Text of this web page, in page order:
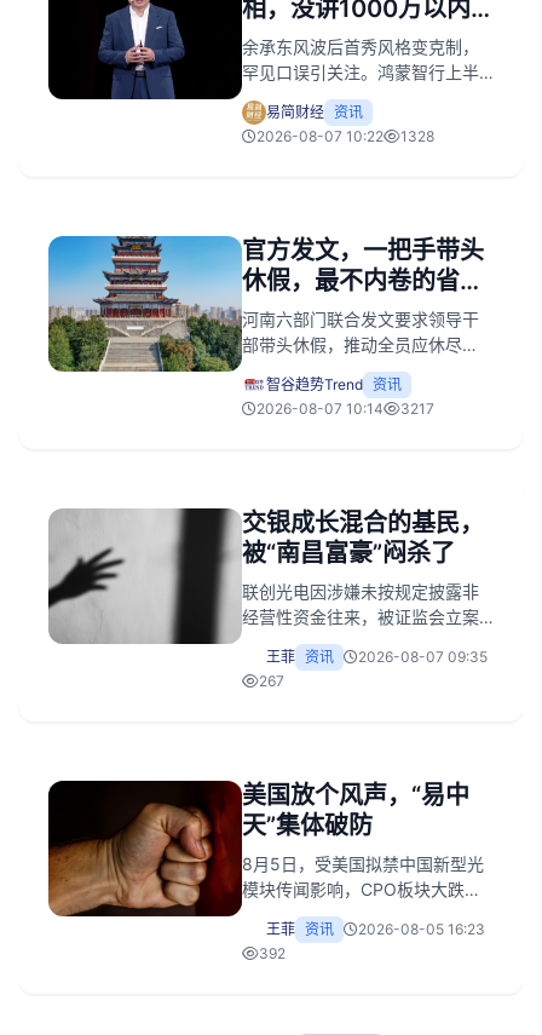
相，没讲1000万以内
和遥遥领先
余承东风波后首秀风格变克制，
罕见口误引关注。鸿蒙智行上半
年逆势增长但距百万目标差距
大，销量高度依赖问界，其余四
界亟待发力。
易简财经 资讯
2026-08-07 10:22
1328
官方发文，一把手带头
休假，最不内卷的省掀
桌子了
河南六部门联合发文要求领导干
部带头休假，推动全员应休尽
休。此举旨在摒弃错误职场文
化，保障劳动者权益，通过释放
休息时间激活消费潜力。
智谷趋势Trend 资讯
2026-08-07 10:14
3217
交银成长混合的基民，
被“南昌富豪”闷杀了
联创光电因涉嫌未按规定披露非
经营性资金往来，被证监会立案
调查，实控人伍锐辞任总裁。公
司债务逾期5.06亿，账户冻结
3.96亿，股价连续跌停，年内累
股，遭遇暴跌接盘，基民损失惨
重。公司长期概念炒作暴露财务
见。
王菲 资讯
2026-08-07 09:35
267
美国放个风声，“易中
天”集体破防
8月5日，受美国拟禁中国新型光
模块传闻影响，CPO板块大跌，
“易中天”等厂商紧急回应。市场反
应凸显中国光模块巨头对北美市
场的深度依赖，但禁令落地面临
王菲 资讯
2026-08-05 16:23
392